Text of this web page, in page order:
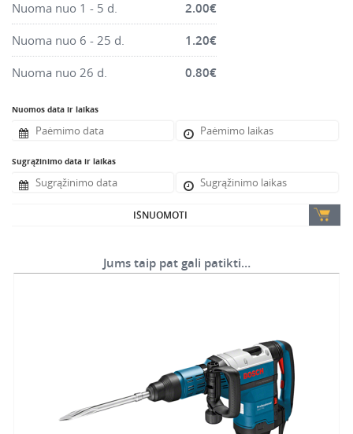
Montavimo instrumentai
Pneumatika
Pastoliai, bokšteliai, stelažai, tvoros, statramščiai,
perdangos
Rankiniai sodo ir buities įrankiai
Valymo įranga
Nuoma nuo 1 - 5 d. 2.00€
Nuoma nuo 6 - 25 d. 1.20€
Nuoma nuo 26 d. 0.80€
Nuomos data ir laikas
Sugrąžinimo data ir laikas
IŠNUOMOTI
Jums taip pat gali patikti…